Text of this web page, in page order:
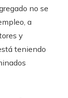
no se
a
y
teniendo